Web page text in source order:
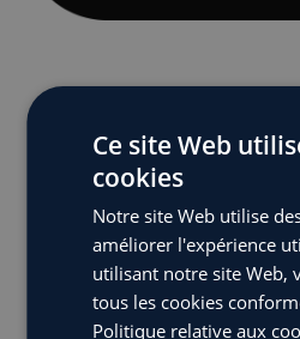
DÉCOUVRIR
Ce site Web
cookies
Notre site Web utilise
améliorer l'expérience
utilisant notre site Web,
tous les cookies
Politique relative aux